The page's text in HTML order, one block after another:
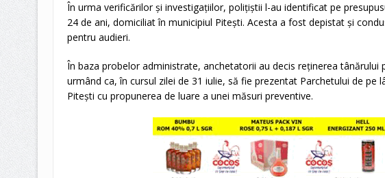
În urma verificărilor și investigațiilor, polițiștii l-au identificat pe
24 de ani, domiciliat în municipiul Pitești. Acesta a fost depistat și
pentru audieri.
În baza probelor administrate, anchetatorii au decis reținerea tânărului
urmând ca, în cursul zilei de 31 iulie, să fie prezentat Parchetului de pe
Pitești cu propunerea de luare a unei măsuri preventive.